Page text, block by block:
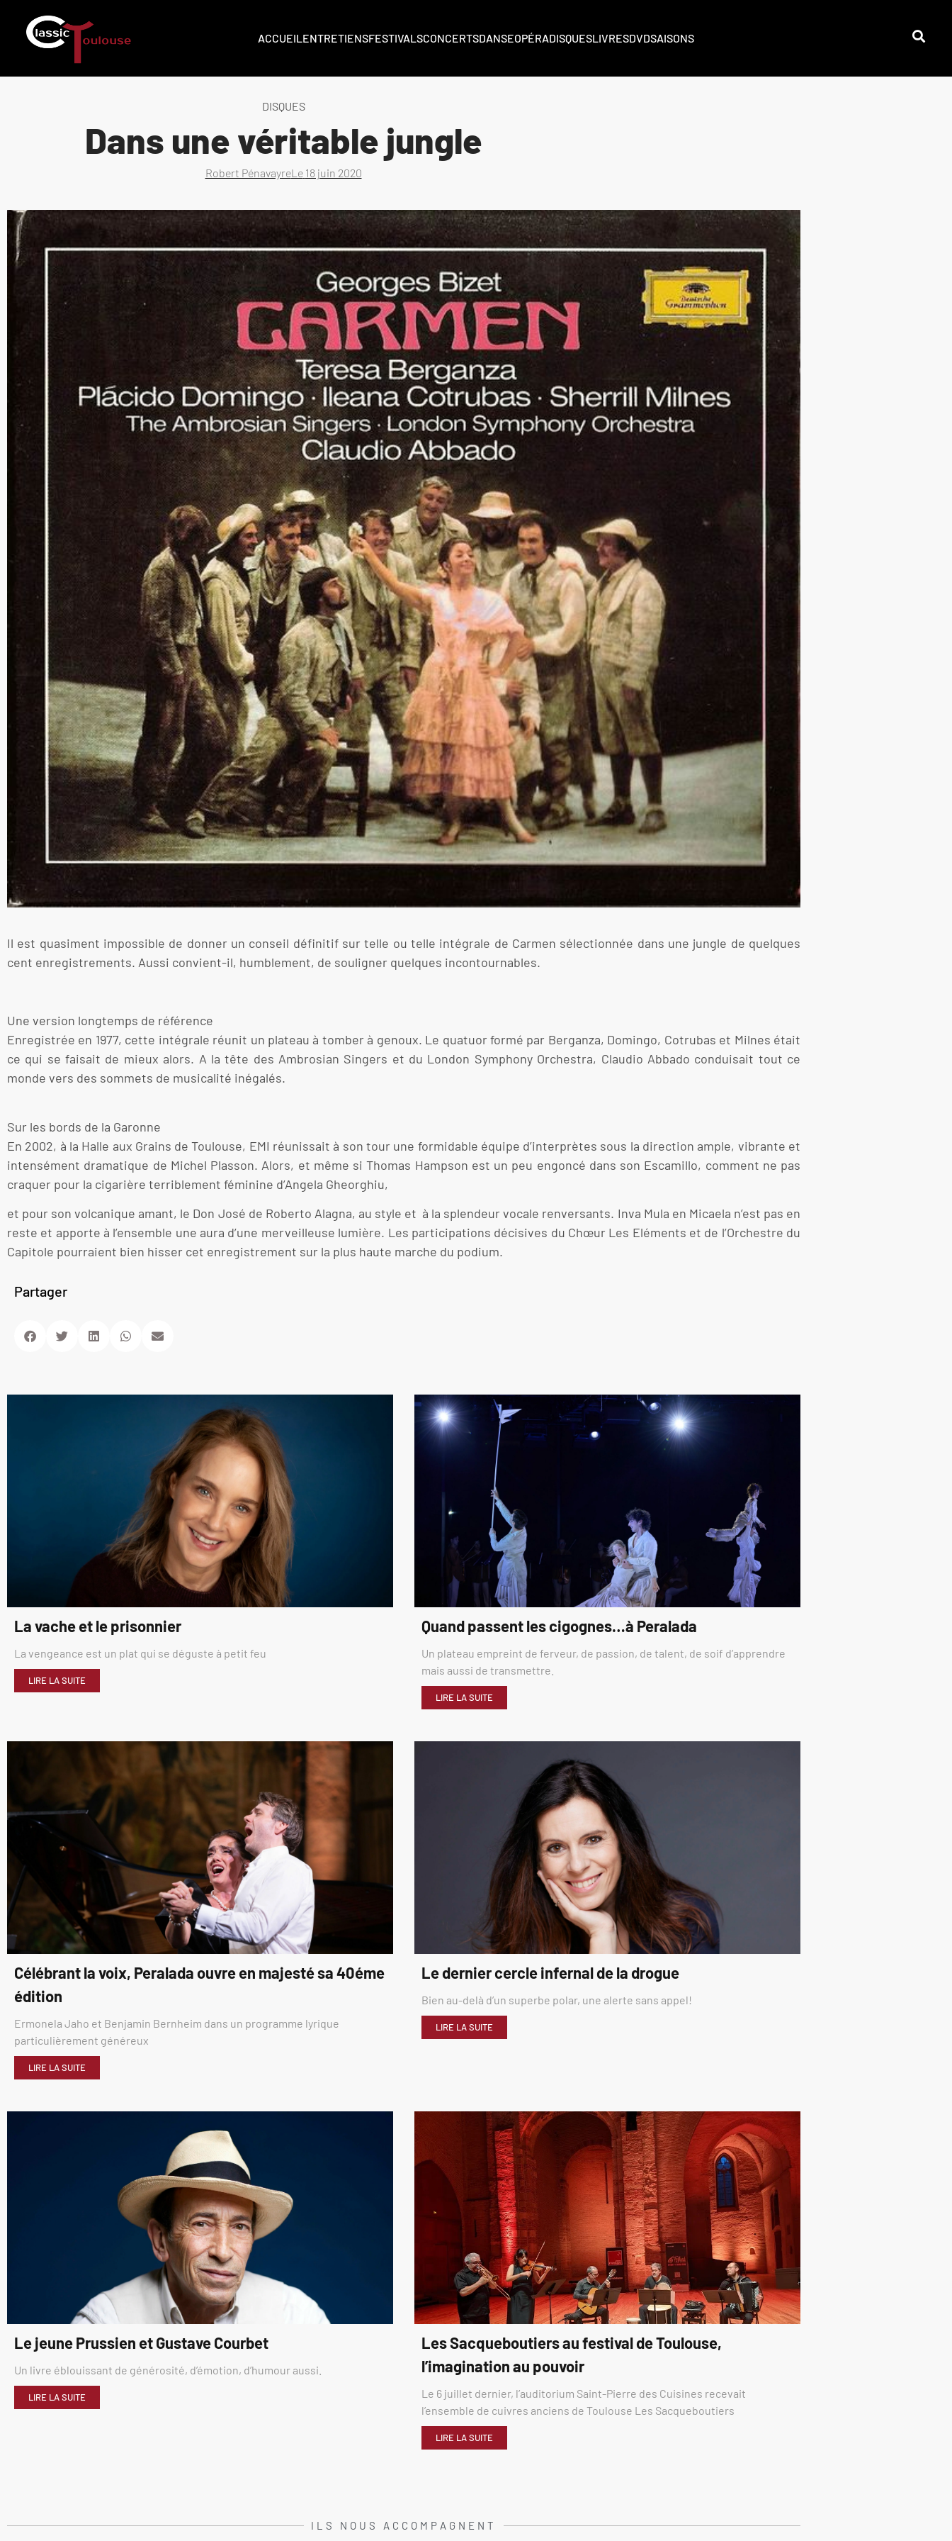
ACCUEILENTRETIENSFESTIVALSCONCERTSDANSEOPÉRADISQUESLIVRESDVDSAISONS
DISQUES
Dans une véritable jungle
Robert PénavayreLe 18 juin 2020
Il est quasiment impossible de donner un conseil définitif sur telle ou telle intégrale de Carmen sélectionnée dans une jungle de quelques
cent enregistrements. Aussi convient-il, humblement, de souligner quelques incontournables.
Une version longtemps de référence
Enregistrée en 1977, cette intégrale réunit un plateau à tomber à genoux. Le quatuor formé par Berganza, Domingo, Cotrubas et Milnes était
ce qui se faisait de mieux alors. A la tête des Ambrosian Singers et du London Symphony Orchestra, Claudio Abbado conduisait tout ce
monde vers des sommets de musicalité inégalés.
Sur les bords de la Garonne
En 2002, à la Halle aux Grains de Toulouse, EMI réunissait à son tour une formidable équipe d’interprètes sous la direction ample, vibrante et
intensément dramatique de Michel Plasson. Alors, et même si Thomas Hampson est un peu engoncé dans son Escamillo, comment ne pas
craquer pour la cigarière terriblement féminine d’Angela Gheorghiu,
et pour son volcanique amant, le Don José de Roberto Alagna, au style et à la splendeur vocale renversants. Inva Mula en Micaela n’est pas en
reste et apporte à l’ensemble une aura d’une merveilleuse lumière. Les participations décisives du Chœur Les Eléments et de l’Orchestre du
Capitole pourraient bien hisser cet enregistrement sur la plus haute marche du podium.
Partager
La vache et le prisonnier
La vengeance est un plat qui se déguste à petit feu
LIRE LA SUITE
Quand passent les cigognes…à Peralada
Un plateau empreint de ferveur, de passion, de talent, de soif d’apprendre
mais aussi de transmettre.
LIRE LA SUITE
Célébrant la voix, Peralada ouvre en majesté sa 40éme
édition
Ermonela Jaho et Benjamin Bernheim dans un programme lyrique
particulièrement généreux
LIRE LA SUITE
Le dernier cercle infernal de la drogue
Bien au-delà d’un superbe polar, une alerte sans appel!
LIRE LA SUITE
Le jeune Prussien et Gustave Courbet
Un livre éblouissant de générosité, d’émotion, d’humour aussi.
LIRE LA SUITE
Les Sacqueboutiers au festival de Toulouse,
l’imagination au pouvoir
Le 6 juillet dernier, l’auditorium Saint-Pierre des Cuisines recevait
l’ensemble de cuivres anciens de Toulouse Les Sacqueboutiers
LIRE LA SUITE
ILS NOUS ACCOMPAGNENT